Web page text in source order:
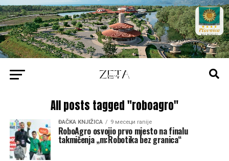
All posts tagged "roboagro"
ĐAČKA KNJIŽICA 9 месеци ranije
RoboAgro osvojio prvo mjesto na finalu
takmičenja „m:Robotika bez granica“